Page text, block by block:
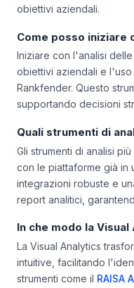
efficacemente questi
Come posso iniziare
Iniziare con l'analisi
obiettivi aziendali e l'uso
Rankfender. Questo
Quali strumenti di
Gli strumenti di analisi
con le piattaforme già in
integrazioni robuste e
In che modo la
La Visual Analytics
intuitive, facilitando